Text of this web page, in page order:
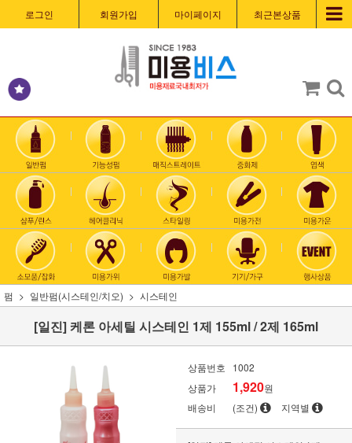
로그인 회원가입 마이페이지 최근본상품
펌 일반펌(시스테인/치오) 시스테인
[일진] 케론 아세틸 시스테인 1제 155ml / 2제 165ml
상품번호
1002
상품가
1,920원
배송비
(조건) 지역별